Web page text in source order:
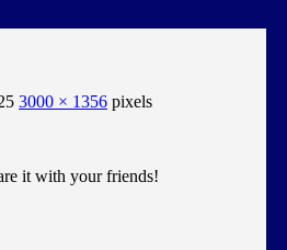
3000 × 1356 pixels
it with your friends!